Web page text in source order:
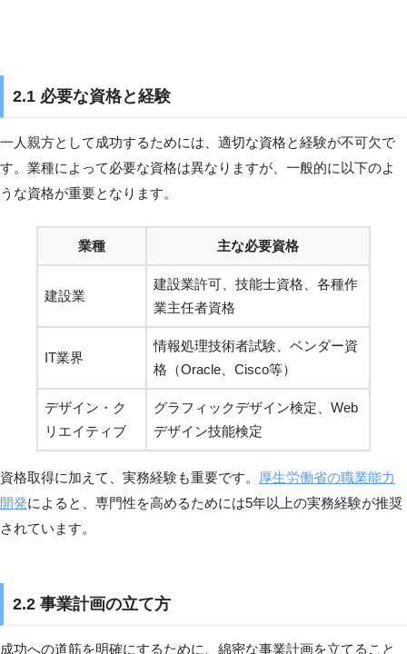
2.1 必要な資格と経験
一人親方として成功するためには、適切な資格と経験が不可欠で
す。業種によって必要な資格は異なりますが、一般的に以下のよ
うな資格が重要となります。
業種 主な必要資格
建設業
建設業許可、技能士資格、各種作
業主任者資格
IT業界
情報処理技術者試験、ベンダー資
格（Oracle、Cisco等）
デザイン・ク
リエイティブ
グラフィックデザイン検定、Web
デザイン技能検定
資格取得に加えて、実務経験も重要です。
厚生労働省の職業能力
開発によると、専門性を高めるためには5年以上の実務経験が推奨
されています。
2.2 事業計画の立て方
成功への道筋を明確にするために、綿密な事業計画を立てること